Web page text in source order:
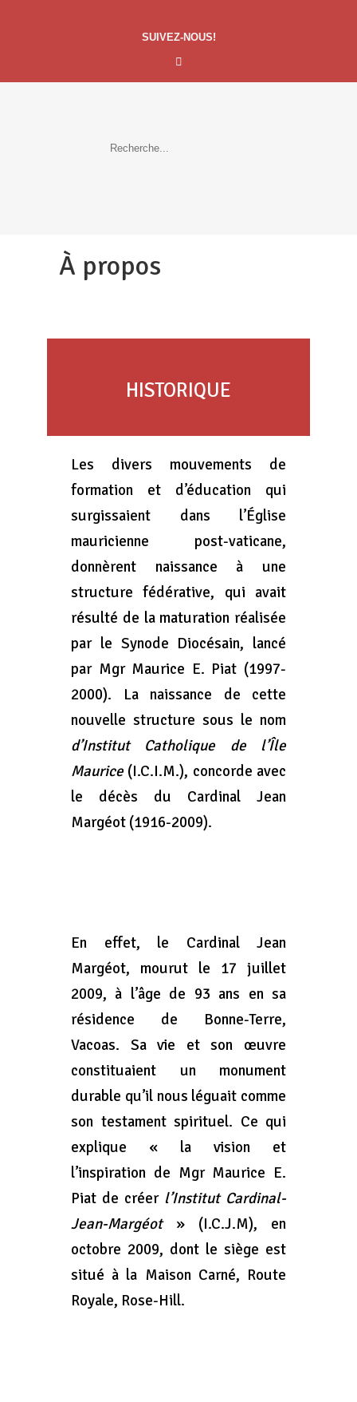
SUIVEZ-NOUS!
À propos
HISTORIQUE
Les divers mouvements de
formation et d’éducation qui
surgissaient dans l’Église
mauricienne post-vaticane,
donnèrent naissance à une
structure fédérative, qui avait
résulté de la maturation réalisée
par le Synode Diocésain, lancé
par Mgr Maurice E. Piat (1997-
2000). La naissance de cette
nouvelle structure sous le nom
d’Institut Catholique de l’Île
Maurice (I.C.I.M.), concorde avec
le décès du Cardinal Jean
Margéot (1916-2009).
En effet, le Cardinal Jean
Margéot, mourut le 17 juillet
2009, à l’âge de 93 ans en sa
résidence de Bonne-Terre,
Vacoas. Sa vie et son œuvre
constituaient un monument
durable qu’il nous léguait comme
son testament spirituel. Ce qui
explique « la vision et
l’inspiration de Mgr Maurice E.
Piat de créer l’Institut Cardinal-
Jean-Margéot» (I.C.J.M), en
octobre 2009, dont le siège est
situé à la Maison Carné, Route
Royale, Rose-Hill.